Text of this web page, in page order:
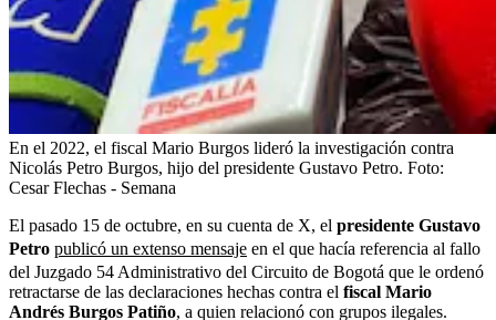
En el 2022, el fiscal Mario Burgos lideró la investigación contra
Nicolás Petro Burgos, hijo del presidente Gustavo Petro. Foto:
Cesar Flechas - Semana
El pasado 15 de octubre, en su cuenta de X, el presidente Gustavo
Petro publicó un extenso mensaje en el que hacía referencia al fallo
del Juzgado 54 Administrativo del Circuito de Bogotá que le ordenó
retractarse de las declaraciones hechas contra el fiscal Mario
Andrés Burgos Patiño, a quien relacionó con grupos ilegales.